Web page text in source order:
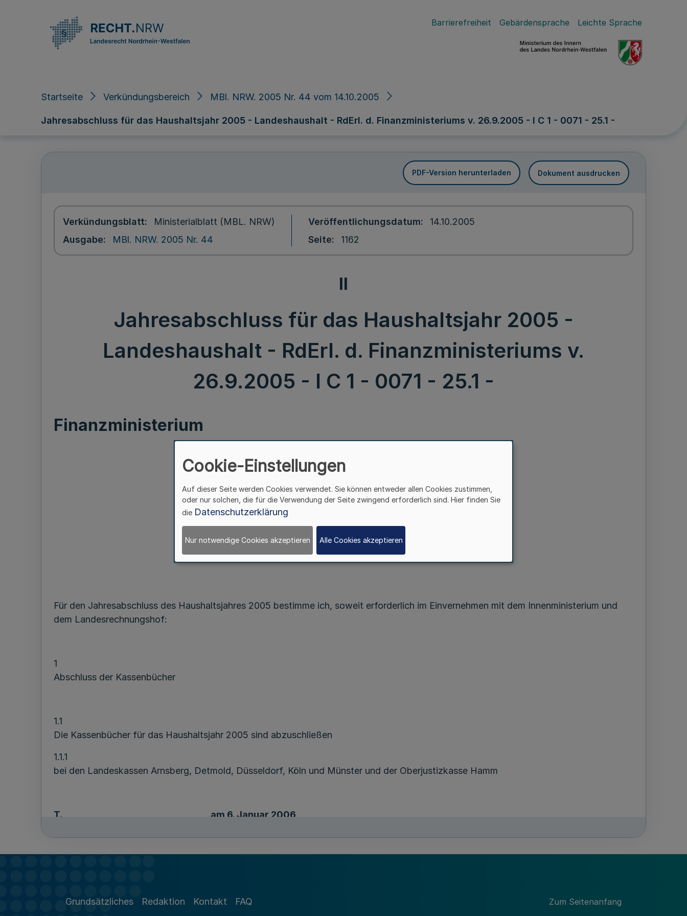
Barrierefreiheit Gebärdensprache Leichte Sprache
Startseite Verkündungsbereich MBl. NRW. 2005 Nr. 44 vom 14.10.2005
Jahresabschluss für das Haushaltsjahr 2005 - Landeshaushalt - RdErl. d. Finanzministeriums v. 26.9.2005 - I C 1 - 0071 - 25.1 -
PDF-Version herunterladen Dokument ausdrucken
Verkündungsblatt
Ministerialblatt (MBL. NRW)
Ausgabe
MBl. NRW. 2005 Nr. 44
Veröffentlichungsdatum
14.10.2005
Seite
1162
II
Jahresabschluss für das Haushaltsjahr 2005 -
Landeshaushalt - RdErl. d. Finanzministeriums v.
26.9.2005 - I C 1 - 0071 - 25.1 -
Finanzministerium
Jahresabschluss
für das Haushaltsjahr 2005
- Landeshaushalt -
RdErl. d. Finanzministeriums v. 26.9.2005
- I C 1 - 0071 - 25.1 -
Für den Jahresabschluss des Haushaltsjahres 2005 bestimme ich, soweit erforderlich im Einvernehmen mit dem Innenministerium und
dem Landesrechnungshof:
1
Abschluss der Kassenbücher
1.1
Die Kassenbücher für das Haushaltsjahr 2005 sind abzuschließen
1.1.1
bei den Landeskassen Arnsberg, Detmold, Düsseldorf, Köln und Münster und der Oberjustizkasse Hamm
T. am 6. Januar 2006,
Grundsätzliches
Redaktion Kontakt FAQ Zum Seitenanfang
Cookie-Einstellungen
Auf dieser Seite werden Cookies verwendet. Sie können entweder allen Cookies zustimmen,
oder nur solchen, die für die Verwendung der Seite zwingend erforderlich sind. Hier finden Sie
die Datenschutzerklärung
Nur notwendige Cookies akzeptieren Alle Cookies akzeptieren